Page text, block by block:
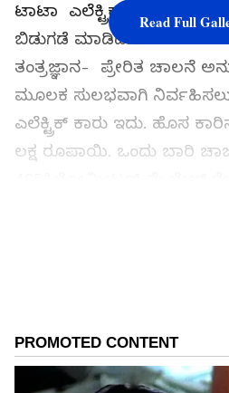
ಟಾಟಾ ಎಲೆಕ್ಟ್ರಿಕ್ ಮೊಬಿಲಿಟಿ,
ಬಿಡುಗಡೆ ಮಾಡಿದೆ. ಡಿಜಿಟಲ್
ತಂತ್ರಜ್ಞಾನ- ಪ್ರೇರಿತ ಚಾಲನೆ
ಮೂಲಕ ಸುಲಭವಾಗಿ
ಎಲೆಕ್ಟ್ರಿಕ್ ಕಾರು ಇದು. ಹೊಸ
ಲಕ್ಷ ರೂಪಾಯಿ. ಒಂದು ಬಾರಿ
Read Full